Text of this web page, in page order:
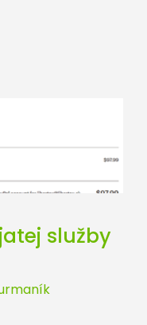
služby